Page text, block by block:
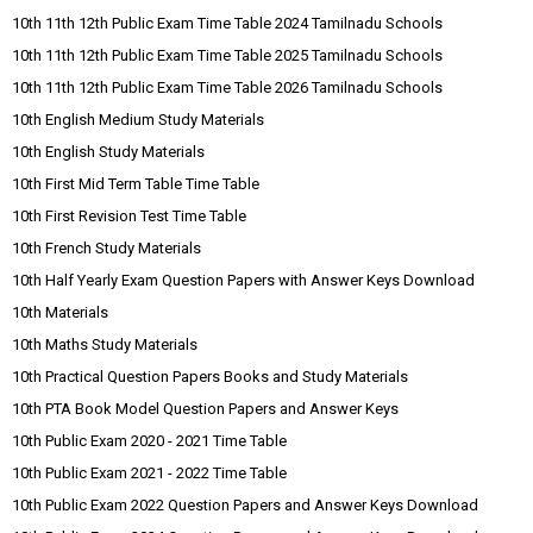
10th 11th 12th Public Exam Time Table 2024 Tamilnadu Schools
10th 11th 12th Public Exam Time Table 2025 Tamilnadu Schools
10th 11th 12th Public Exam Time Table 2026 Tamilnadu Schools
10th English Medium Study Materials
10th English Study Materials
10th First Mid Term Table Time Table
10th First Revision Test Time Table
10th French Study Materials
10th Half Yearly Exam Question Papers with Answer Keys Download
10th Materials
10th Maths Study Materials
10th Practical Question Papers Books and Study Materials
10th PTA Book Model Question Papers and Answer Keys
10th Public Exam 2020 - 2021 Time Table
10th Public Exam 2021 - 2022 Time Table
10th Public Exam 2022 Question Papers and Answer Keys Download